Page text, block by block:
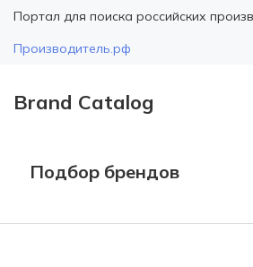
Портал для поиска российских
Производитель.рф
Brand Catalog
Подбор брендов